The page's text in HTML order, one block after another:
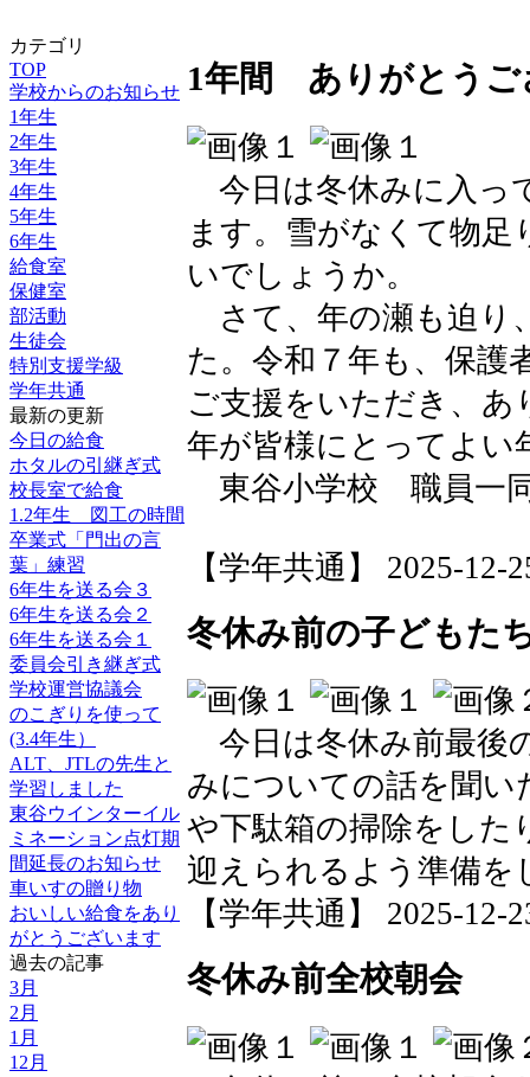
カテゴリ
TOP
学校からのお知らせ
1年生
2年生
3年生
4年生
5年生
6年生
給食室
保健室
部活動
生徒会
特別支援学級
学年共通
最新の更新
今日の給食
ホタルの引継ぎ式
校長室で給食
1.2年生 図工の時間
卒業式「門出の言
葉」練習
6年生を送る会３
6年生を送る会２
6年生を送る会１
委員会引き継ぎ式
学校運営協議会
のこぎりを使って
(3.4年生）
ALT、JTLの先生と
学習しました
東谷ウインターイル
ミネーション点灯期
間延長のお知らせ
車いすの贈り物
おいしい給食をあり
がとうございます
過去の記事
3月
2月
1月
12月
1年間 ありがとうご
今日は冬休みに入っ
ます。雪がなくて物
いでしょうか。
さて、年の瀬も迫り
た。令和７年も、保護
ご支援をいただき、
年が皆様にとってよい
東谷小学校 職員一
【学年共通】 2025-12-
冬休み前の子どもた
今日は冬休み前最後
みについての話を聞い
や下駄箱の掃除をした
迎えられるよう準備を
【学年共通】 2025-12-
冬休み前全校朝会